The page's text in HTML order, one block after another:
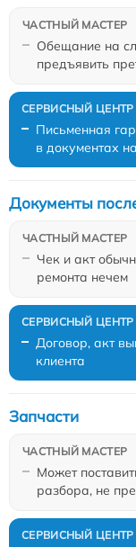
Обещание на
предъявить
Письменная
в документах
Чек и акт
ремонта нечем
Документы
Договор, акт
клиента
Может
разбора, не
Запчасти